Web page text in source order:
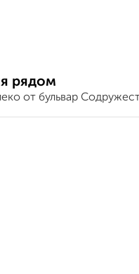
рядом
от бульвар